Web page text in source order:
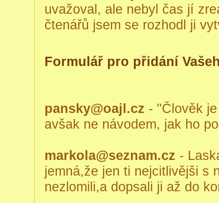
uvažoval, ale nebyl čas jí
čtenářů jsem se rozhodl ji
Formulář pro přidání
pansky@oajl.cz - "Člověk
avšak ne návodem, jak ho
markola@seznam.cz -
jemná,že jen ti nejcitlivějši s
nezlomili,a dopsali ji až do